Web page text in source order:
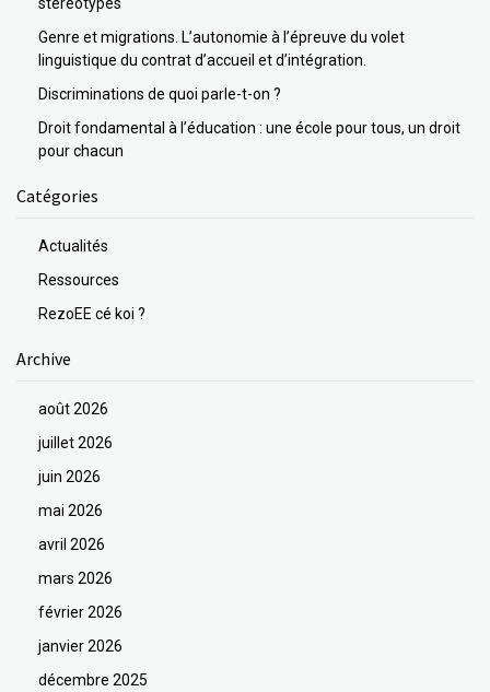
stéréotypes
Genre et migrations. L’autonomie à l’épreuve du volet
linguistique du contrat d’accueil et d’intégration.
Discriminations de quoi parle-t-on ?
Droit fondamental à l’éducation : une école pour tous, un droit
pour chacun
Catégories
Actualités
Ressources
RezoEE cé koi ?
Archive
août 2026
juillet 2026
juin 2026
mai 2026
avril 2026
mars 2026
février 2026
janvier 2026
décembre 2025